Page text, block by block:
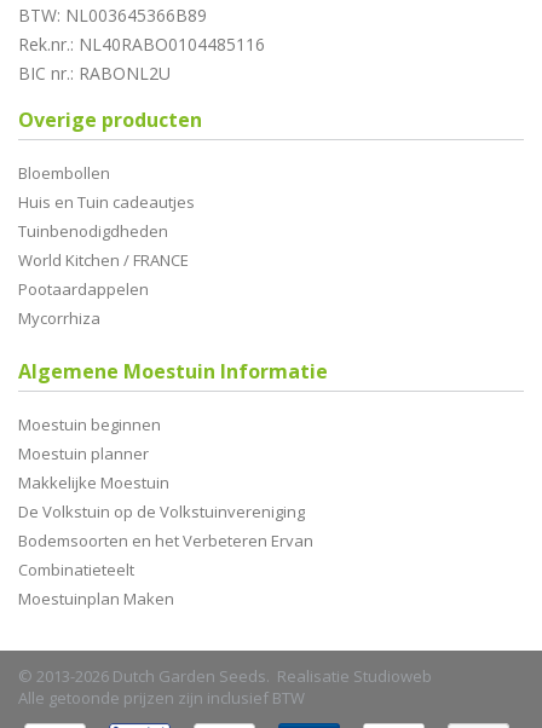
BTW: NL003645366B89
Rek.nr.: NL40RABO0104485116
BIC nr.: RABONL2U
Overige producten
Bloembollen
Huis en Tuin cadeautjes
Tuinbenodigdheden
World Kitchen / FRANCE
Pootaardappelen
Mycorrhiza
Algemene Moestuin Informatie
Moestuin beginnen
Moestuin planner
Makkelijke Moestuin
De Volkstuin op de Volkstuinvereniging
Bodemsoorten en het Verbeteren Ervan
Combinatieteelt
Moestuinplan Maken
© 2013-2026 Dutch Garden Seeds. Realisatie Studioweb
Alle getoonde prijzen zijn inclusief BTW